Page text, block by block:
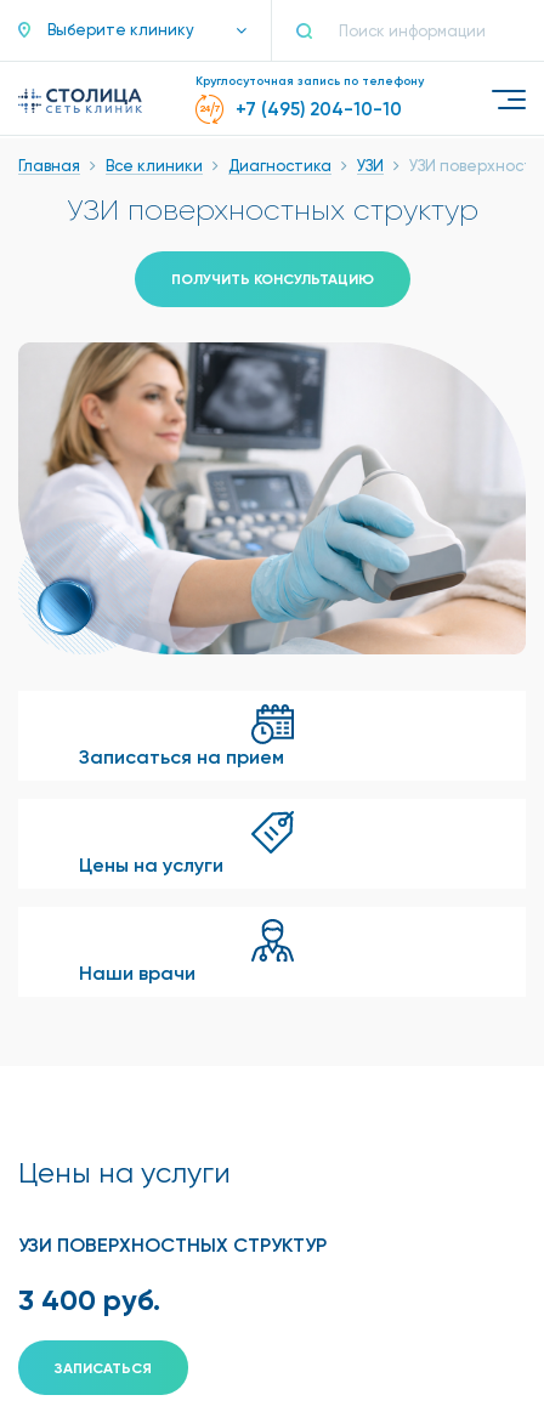
Выберите клинику
Круглосуточная запись по телефону
+7 (495) 204-10-10
Главная Все клиники Диагностика УЗИ УЗИ
УЗИ поверхностных структур
ПОЛУЧИТЬ КОНСУЛЬТАЦИЮ
Записаться на прием
Цены на услуги
Наши врачи
Цены на услуги
УЗИ ПОВЕРХНОСТНЫХ СТРУКТУР
3 400 руб.
ЗАПИСАТЬСЯ